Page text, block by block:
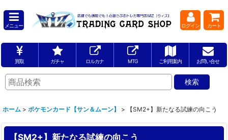
メニュー ログイン カート
買取 ガチャ ロルカナ MTG ご利用案内 お問い合せ
ホーム > ポケモンカード【サン＆ムーン】 > 【SM2+】新たなる試練の向こう
【SM2+】新たなる試練の向こう